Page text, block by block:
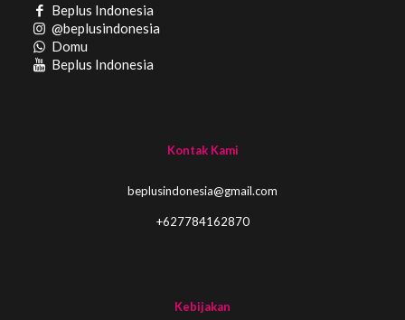
Beplus Indonesia
@beplusindonesia
Domu
Beplus Indonesia
Kontak Kami
beplusindonesia@gmail.com
+627784162870
Kebijakan